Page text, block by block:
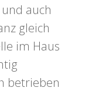
auch
gleich
im Haus
betrieben